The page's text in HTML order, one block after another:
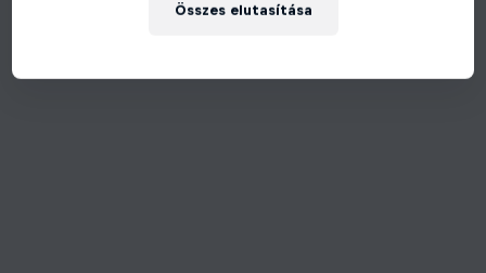
Összes elutasítása